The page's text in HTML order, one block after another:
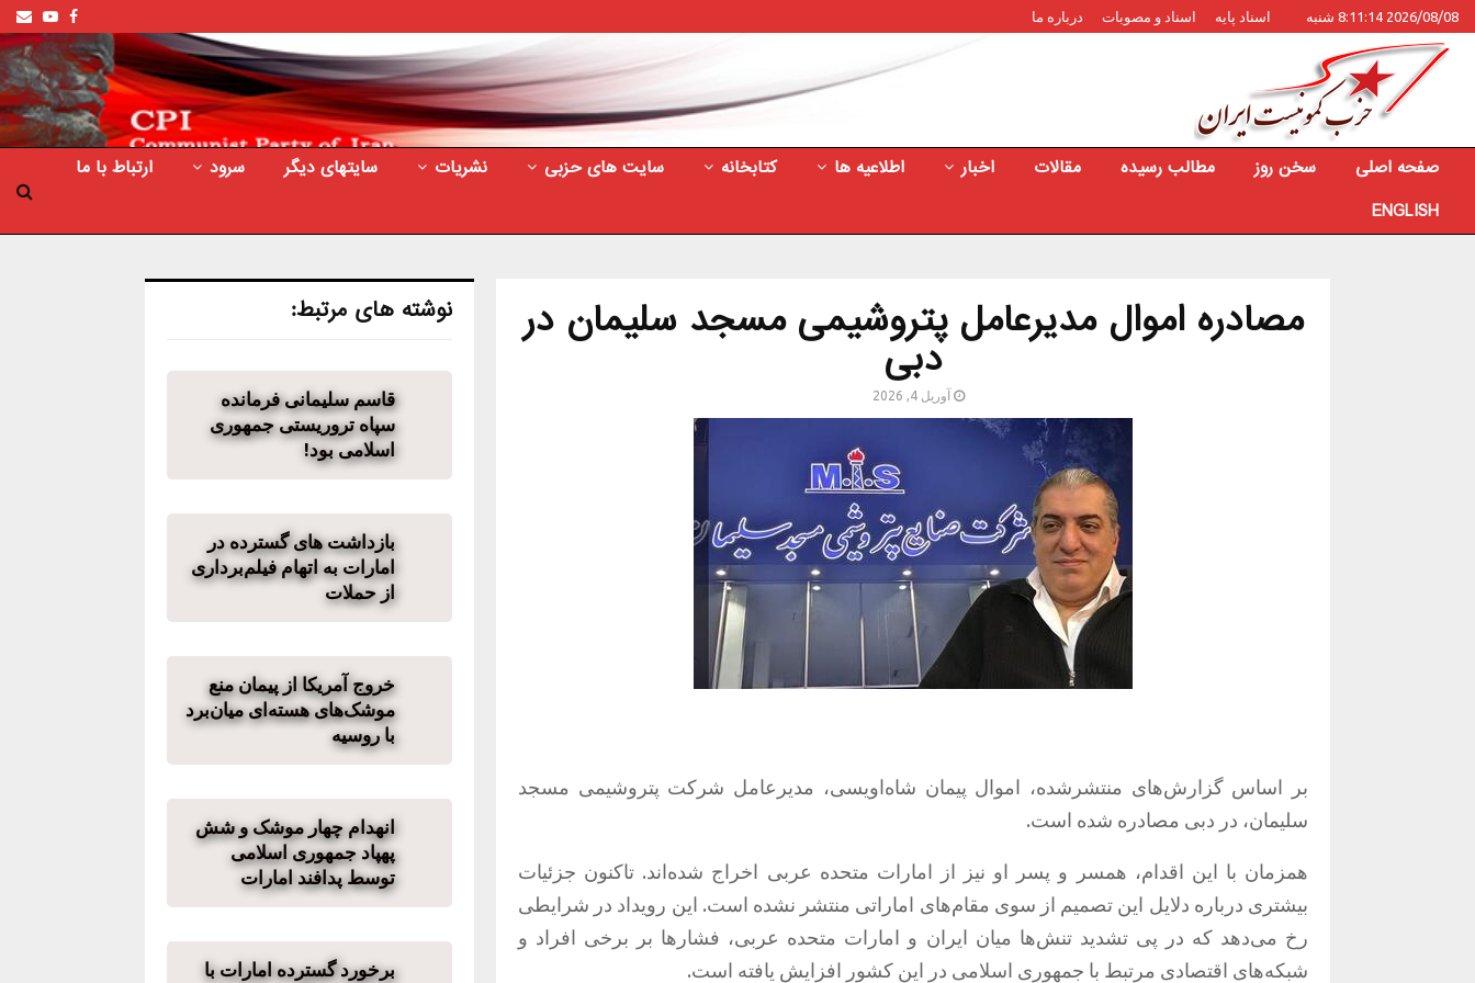
2026/08/08 8:11:14 شنبه اسناد پایه اسناد و مصوبات درباره ما Facebook
صفحه اصلی سخن روز مطالب رسیده مقالات اخبار اطلاعیه ها کتابخانه سایت های حزبی نشریات سایتهای دیگر سرود
ارتباط با ما
ENGLISH
مصادره اموال مدیرعامل پتروشیمی مسجد سلیمان در
دبی
آوریل 4, 2026
بر اساس گزارش‌های منتشرشده، اموال پیمان شاه‌اویسی، مدیرعامل شرکت پتروشیمی مسجد
سلیمان، در دبی مصادره شده است.
همزمان با این اقدام، همسر و پسر او نیز از امارات متحده عربی اخراج شده‌اند. تاکنون جزئیات
بیشتری درباره دلایل این تصمیم از سوی مقام‌های اماراتی منتشر نشده است. این رویداد در شرایطی
رخ می‌دهد که در پی تشدید تنش‌ها میان ایران و امارات متحده عربی، فشارها بر برخی افراد و
شبکه‌های اقتصادی مرتبط با جمهوری اسلامی در این کشور افزایش یافته است.
نوشته های مرتبط:
قاسم سلیمانی فرمانده
سپاه تروریستی جمهوری
اسلامی بود!
بازداشت های گسترده در
امارات به اتهام فیلم‌برداری
از حملات
خروج آمریکا از پیمان منع
موشک‌های هسته‌ای میان‌برد
با روسیه
انهدام چهار موشک و شش
پهپاد جمهوری اسلامی
توسط پدافند امارات
برخورد گسترده امارات با